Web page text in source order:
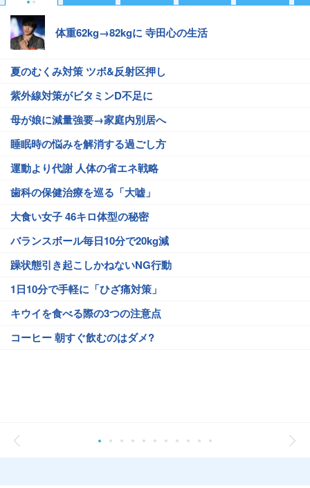
体重62kg→82kgに 寺田心の生活
夏のむくみ対策 ツボ&反射区押し
紫外線対策がビタミンD不足に
母が娘に減量強要→家庭内別居へ
睡眠時の悩みを解消する過ごし方
運動より代謝 人体の省エネ戦略
歯科の保健治療を巡る「大嘘」
大食い女子 46キロ体型の秘密
バランスボール毎日10分で20kg減
躁状態引き起こしかねないNG行動
1日10分で手軽に「ひざ痛対策」
キウイを食べる際の3つの注意点
コーヒー 朝すぐ飲むのはダメ?